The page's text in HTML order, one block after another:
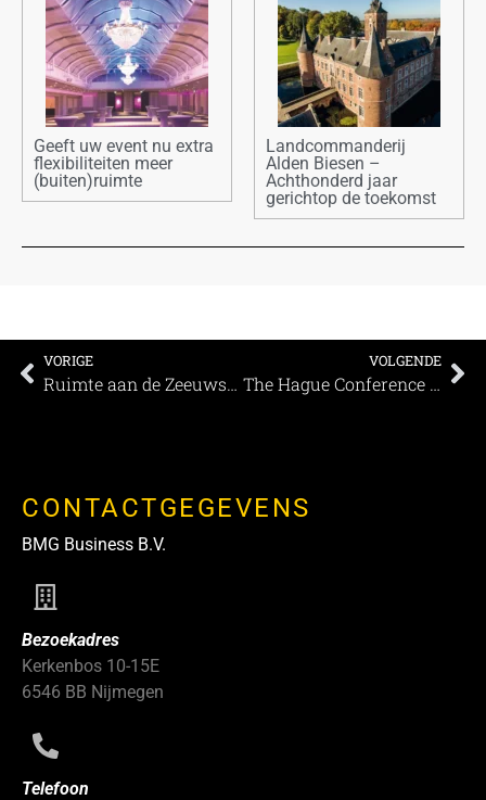
Geeft uw event nu extra
flexibiliteiten meer
(buiten)ruimte
Landcommanderij
Alden Biesen –
Achthonderd jaar
gerichtop de toekomst
VORIGE
Ruimte aan de Zeeuwse kust
VOLGENDE
The Hague Conference Centre: Vernieuwd en vertrouwd
CONTACTGEGEVENS
BMG Business B.V.
Bezoekadres
Kerkenbos 10-15E
6546 BB Nijmegen
Telefoon